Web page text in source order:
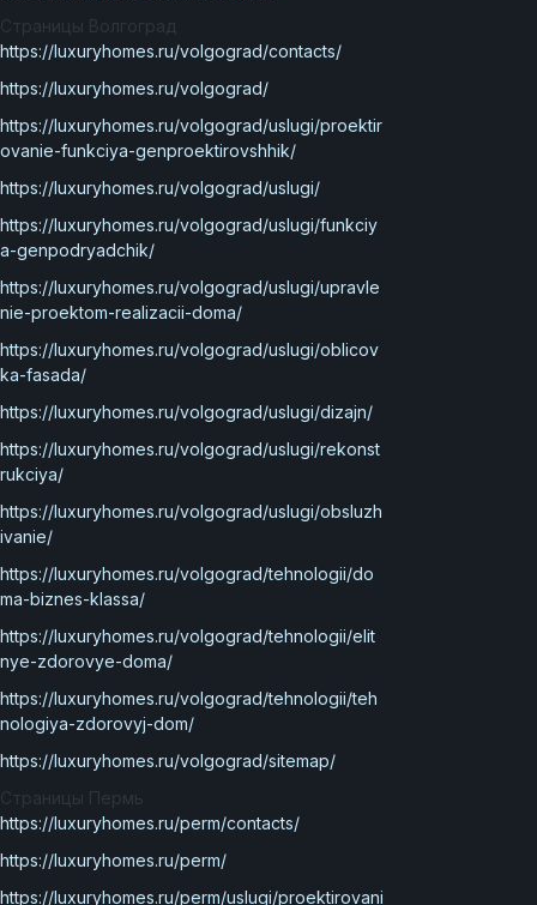
Страницы Волгоград
https://luxuryhomes.ru/volgograd/contacts/
https://luxuryhomes.ru/volgograd/
https://luxuryhomes.ru/volgograd/uslugi/proektir
ovanie-funkciya-genproektirovshhik/
https://luxuryhomes.ru/volgograd/uslugi/
https://luxuryhomes.ru/volgograd/uslugi/funkciy
a-genpodryadchik/
https://luxuryhomes.ru/volgograd/uslugi/upravle
nie-proektom-realizacii-doma/
https://luxuryhomes.ru/volgograd/uslugi/oblicov
ka-fasada/
https://luxuryhomes.ru/volgograd/uslugi/dizajn/
https://luxuryhomes.ru/volgograd/uslugi/rekonst
rukciya/
https://luxuryhomes.ru/volgograd/uslugi/obsluzh
ivanie/
https://luxuryhomes.ru/volgograd/tehnologii/do
ma-biznes-klassa/
https://luxuryhomes.ru/volgograd/tehnologii/elit
nye-zdorovye-doma/
https://luxuryhomes.ru/volgograd/tehnologii/teh
nologiya-zdorovyj-dom/
https://luxuryhomes.ru/volgograd/sitemap/
https://luxuryhomes.ru/perm/contacts/
https://luxuryhomes.ru/perm/
https://luxuryhomes.ru/perm/uslugi/proektirovani